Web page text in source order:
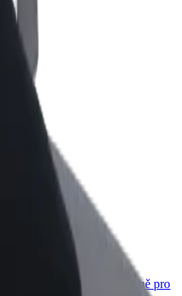
Bolt for Business
Produkty a služby Boltu přesně pro